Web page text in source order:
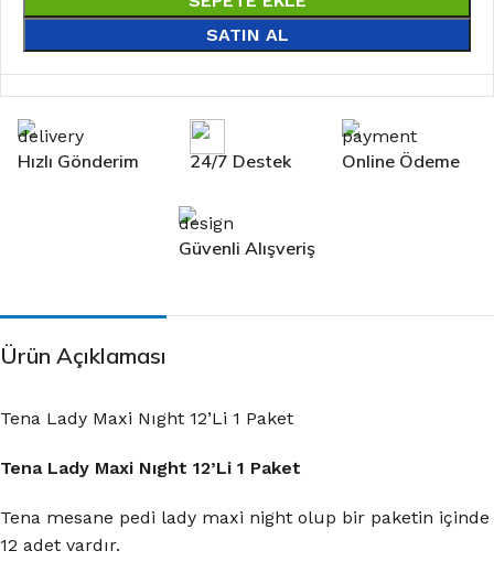
SATIN AL
Hızlı Gönderim 24/7 Destek Online Ödeme
Güvenli Alışveriş
Ürün Açıklaması
Tena Lady Maxi Nıght 12’Li 1 Paket
Tena Lady Maxi Nıght 12’Li 1 Paket
Tena mesane pedi lady maxi night olup bir paketin içinde
12 adet vardır.